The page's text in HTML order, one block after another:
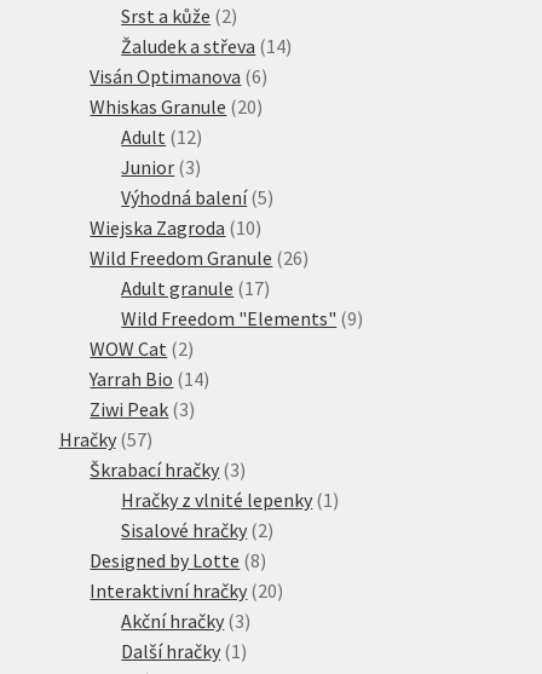
Srst a kůže 22
produkty
Žaludek a střeva 1414
Visán Optimanova 66
produktů
Whiskas Granule 2020
Adult 1212
produktů
Junior 33
produkty
Výhodná balení 55
Wiejska Zagroda 1010
produktů
Wild Freedom Granule 2626
Adult granule 1717
produktů
Wild Freedom "Elements" 99
WOW Cat 22
produkty
Yarrah Bio 1414
Ziwi Peak 33
Hračky 5757
produktů
Škrabací hračky 33
produkty
Hračky z vlnité lepenky 1 1
Sisalové hračky 22
Designed by Lotte 88
produktů
Interaktivní hračky 2020
Akční hračky 33
produkty
Další hračky 1 1